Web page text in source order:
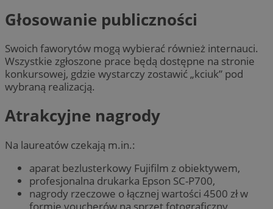
Głosowanie publiczności
Swoich faworytów mogą wybierać również internauci.
Wszystkie zgłoszone prace będą dostępne na stronie
konkursowej, gdzie wystarczy zostawić „kciuk” pod
wybraną realizacją.
Atrakcyjne nagrody
Na laureatów czekają m.in.:
aparat bezlusterkowy Fujifilm z obiektywem,
profesjonalna drukarka Epson SC-P700,
nagrody rzeczowe o łącznej wartości 4500 zł w
formie voucherów na sprzęt fotograficzny,